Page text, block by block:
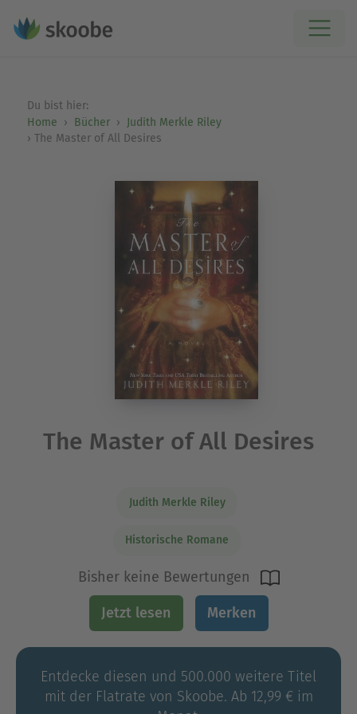
Du bist hier:
Home
Bücher
Judith Merkle Riley
The Master of All Desires
The Master of All Desires
Judith Merkle Riley
Historische Romane
Bisher keine Bewertungen
Jetzt lesen Merken
Entdecke diesen und 500.000 weitere Titel
mit der Flatrate von Skoobe. Ab 12,99 € im